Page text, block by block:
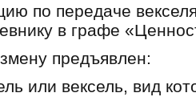
по передаче
в графе
предъявлен:
или вексель, вид